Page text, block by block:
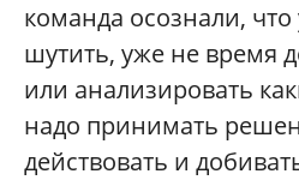
команда осознали,
шутить, уже не время
или анализировать
надо принимать
действовать и